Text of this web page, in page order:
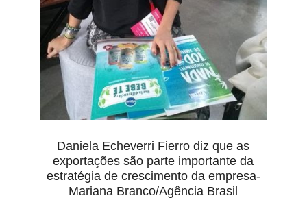
Daniela Echeverri Fierro diz que as
exportações são parte importante da
estratégia de crescimento da empresa-
Mariana Branco/Agência Brasil